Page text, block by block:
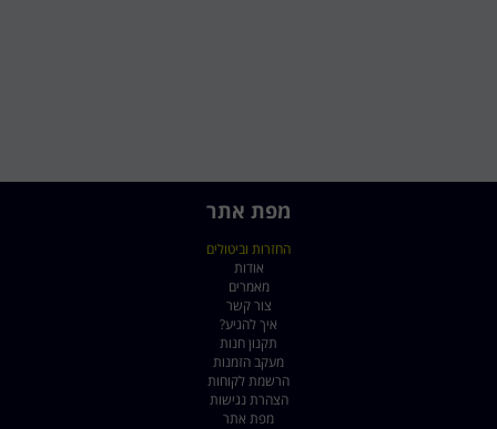
מפת אתר
החזרות וביטולים
אודות
מאמרים
צור קשר
איך להגיע?
תקנון חנות
מעקב הזמנות
הרשמת לקוחות
הצהרת נגישות
מפת אתר